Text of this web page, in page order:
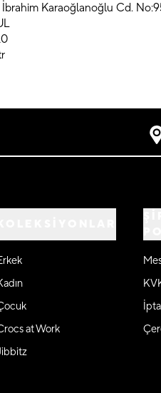
Karaoğlanoğlu Cd.
at Work